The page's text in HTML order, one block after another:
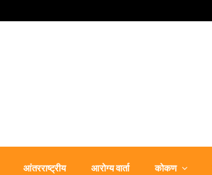
आंतरराष्ट्रीय आरोग्य वार्ता कोकण